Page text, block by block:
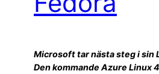
Microsoft tar nästa steg i sin
Den kommande Azure Linux